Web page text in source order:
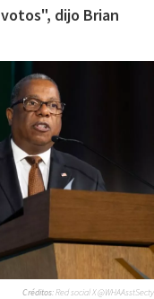
dijo Brian
Créditos:Red social X @WHAAsstSecty